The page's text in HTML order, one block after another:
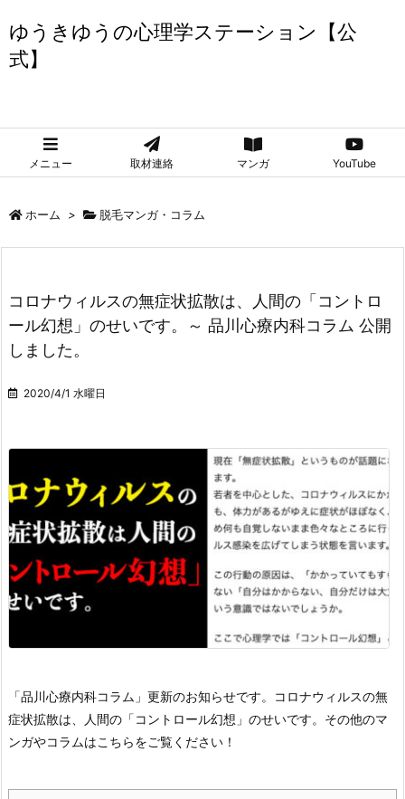
ゆうきゆうの心理学ステーション【公
式】
メニュー 取材連絡 マンガ YouTube
ホーム > 脱毛マンガ・コラム
コロナウィルスの無症状拡散は、人間の「コントロ
ール幻想」のせいです。～ 品川心療内科コラム 公開
しました。
2020/4/1 水曜日
「品川心療内科コラム」更新のお知らせです。
コロナウィルスの無
症状拡散は、人間の「コントロール幻想」のせいです。 その他のマ
ンガやコラムはこちらをご覧ください！